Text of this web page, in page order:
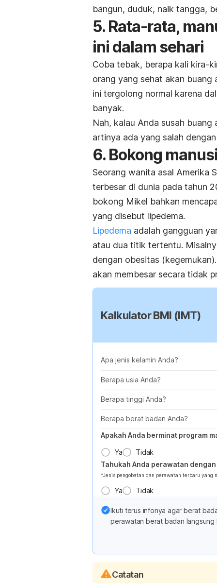
bangun, duduk, naik tangga,
5. Rata-rata,
ini dalam sehari
Coba tebak, berapa kali kira-
orang yang sehat akan buang
ini tergolong normal karena
banyak.
Nah, kalau Anda susah
artinya ada yang salah
6. Bokong
Seorang wanita asal Amerika
terbesar di dunia pada tahun
bokong Mikel bahkan
yang disebut lipedema.
Lipedema adalah gangguan
atau dua titik tertentu.
dengan obesitas
akan membesar secara tidak
Kalkulator BMI (IMT)
Apa jenis kelamin Anda?
Berapa usia Anda?
Berapa tinggi Anda?
Berapa berat badan Anda?
Apakah Anda berminat program
Ya Tidak
Tahukah Anda perawatan dengan
*Jenis pengobatan dan perawatan terbaru yang
Ya Tidak
Ikuti terus infonya agar berat
perawatan berat badan langsung
Catatan